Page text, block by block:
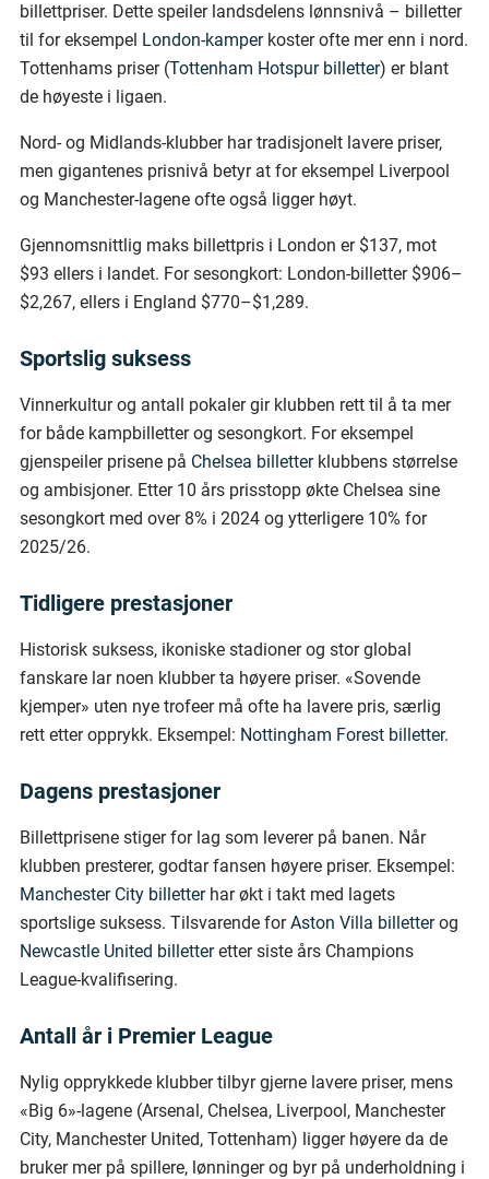
billettpriser. Dette speiler landsdelens lønnsnivå – billetter
til for eksempel London-kamperkoster ofte mer enn i nord.
Tottenhams priser (Tottenham Hotspur billetter) er blant
de høyeste i ligaen.
Nord- og Midlands-klubber har tradisjonelt lavere priser,
men gigantenes prisnivå betyr at for eksempel Liverpool
og Manchester-lagene ofte også ligger høyt.
Gjennomsnittlig maks billettpris i London er $137, mot
$93 ellers i landet. For sesongkort: London-billetter $906–
$2,267, ellers i England $770–$1,289.
Sportslig suksess
Vinnerkultur og antall pokaler gir klubben rett til å ta mer
for både kampbilletter og sesongkort. For eksempel
gjenspeiler prisene på Chelsea billetterklubbens størrelse
og ambisjoner. Etter 10 års prisstopp økte Chelsea sine
sesongkort med over 8% i 2024 og ytterligere 10% for
2025/26.
Tidligere prestasjoner
Historisk suksess, ikoniske stadioner og stor global
fanskare lar noen klubber ta høyere priser. «Sovende
kjemper» uten nye trofeer må ofte ha lavere pris, særlig
rett etter opprykk. Eksempel: Nottingham Forest billetter.
Dagens prestasjoner
Billettprisene stiger for lag som leverer på banen. Når
klubben presterer, godtar fansen høyere priser. Eksempel:
Manchester City billetterhar økt i takt med lagets
sportslige suksess. Tilsvarende forAston Villa billetterog
Newcastle United billetteretter siste års Champions
League-kvalifisering.
Antall år i Premier League
Nylig opprykkede klubber tilbyr gjerne lavere priser, mens
«Big 6»-lagene (Arsenal, Chelsea, Liverpool, Manchester
City, Manchester United, Tottenham) ligger høyere da de
bruker mer på spillere, lønninger og byr på underholdning i